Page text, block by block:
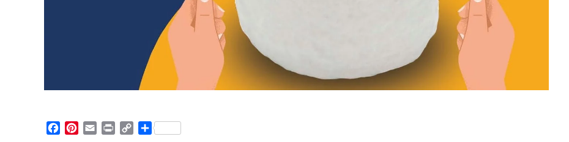
Facebook
Pinterest
Email Print
CopyPartager